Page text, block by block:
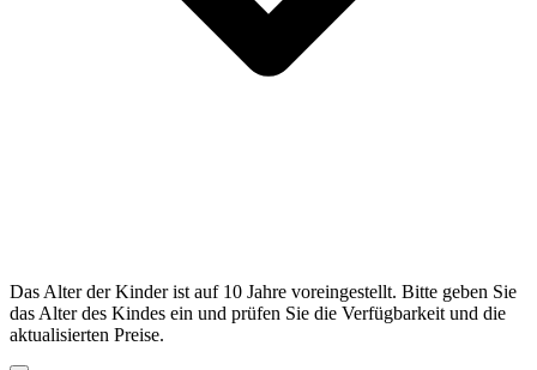
Das Alter der Kinder ist auf 10 Jahre voreingestellt. Bitte geben Sie
das Alter des Kindes ein und prüfen Sie die Verfügbarkeit und die
aktualisierten Preise.